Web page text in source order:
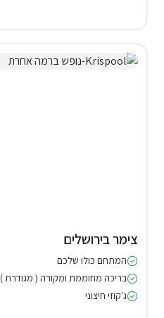
צימר בירושלים
המתחם כולו שלכם
בריכה מחוממת ומקורה ( מגודרת )
ג'קוזי חיצוני